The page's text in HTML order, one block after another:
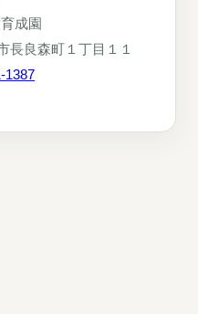
成園
長良森町１丁目１１
1387